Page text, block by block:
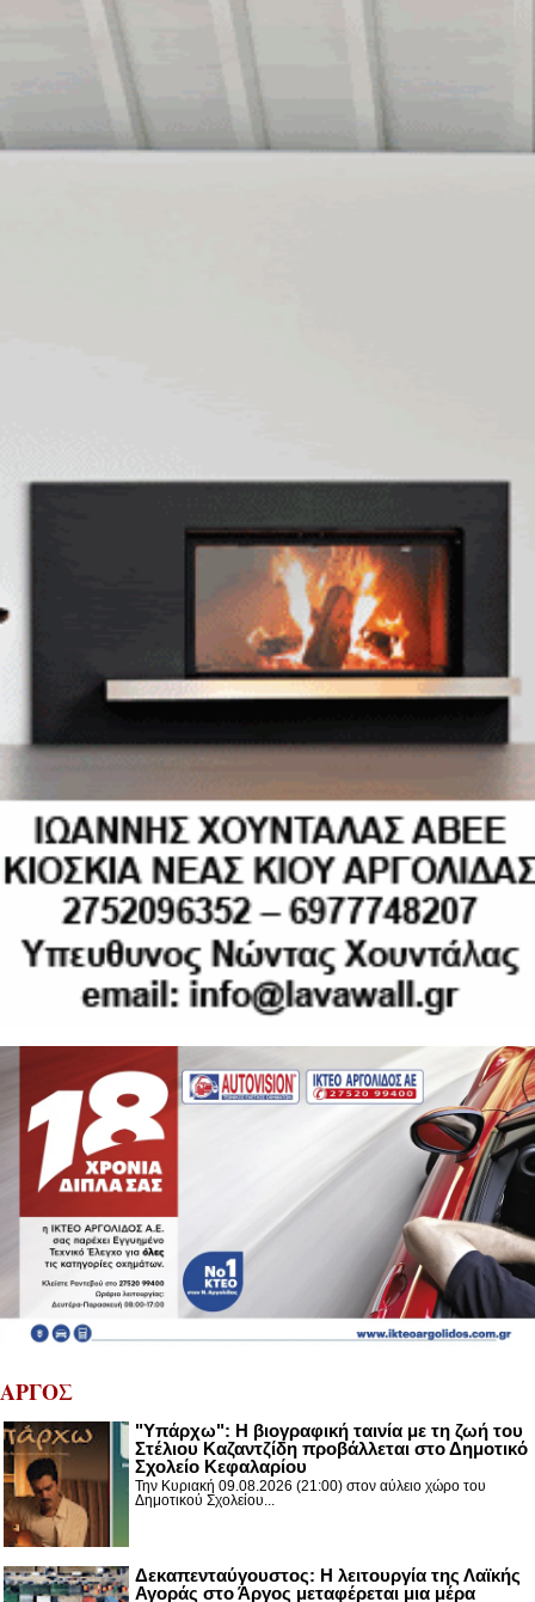
ΑΡΓΟΣ
"Υπάρχω": Η βιογραφική ταινία με τη ζωή του
Στέλιου Καζαντζίδη προβάλλεται στο Δημοτικό
Σχολείο Κεφαλαρίου
Την Κυριακή 09.08.2026 (21:00) στον αύλειο χώρο του
Δημοτικού Σχολείου...
Δεκαπενταύγουστος: H λειτουργία της Λαϊκής
Αγοράς στο Άργος μεταφέρεται μια μέρα